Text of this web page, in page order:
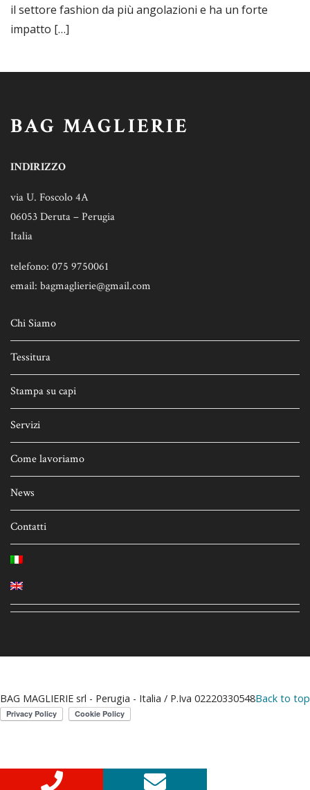
il settore fashion da più angolazioni e ha un forte
impatto […]
BAG MAGLIERIE
INDIRIZZO
via U. Foscolo 4A
06053 Deruta – Perugia
Italia
telefono: 075 9750061
email: bagmaglierie@gmail.com
Chi Siamo
Tessitura
Stampa su capi
Servizi
Come lavoriamo
News
Contatti
Back to top
BAG MAGLIERIE srl - Perugia - Italia / P.Iva 02220330548